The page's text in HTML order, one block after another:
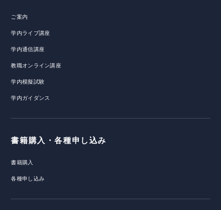
ご案内
学内ライブ講座
学内通信講座
教職オンライン講座
学内模擬試験
学内ガイダンス
書籍購入・各種申し込み
書籍購入
各種申し込み